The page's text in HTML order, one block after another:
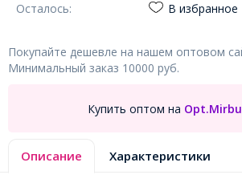
Осталось:
В избранное
Покупайте дешевле на нашем оптовом
Минимальный заказ 10000 руб.
Купить оптом на
Описание Характеристики